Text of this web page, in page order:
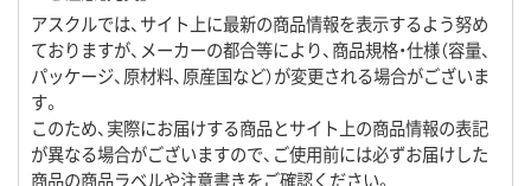
アスクルでは、サイト上に最新の商品情報を表示するよう努め
ておりますが、メーカーの都合等により、商品規格・仕様（容量、
パッケージ、原材料、原産国など）が変更される場合がございま
す。
このため、実際にお届けする商品とサイト上の商品情報の表記
が異なる場合がございますので、ご使用前には必ずお届けした
商品の商品ラベルや注意書きをご確認ください。